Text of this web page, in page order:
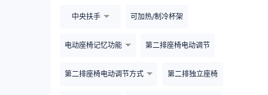
中央扶手 可加热/制冷杯架
电动座椅记忆功能 第二排座椅电动调节
第二排座椅电动调节方式 第二排独立座椅